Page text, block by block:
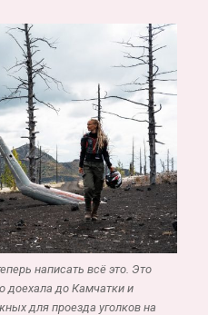
написать всё это. Это
доехала до Камчатки и
для проезда уголков на